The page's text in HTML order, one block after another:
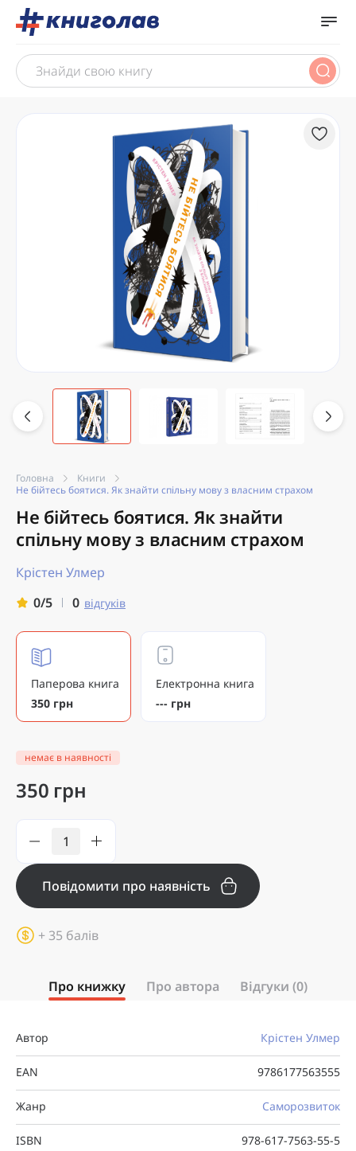
Головна
Книги
Не бійтесь боятися. Як знайти спільну мову з власним страхом
Не бійтесь боятися. Як знайти
спільну мову з власним страхом
Крістен Улмер
0/5
0 відгуків
Паперова книга
350 грн
Електронна книга
--- грн
немає в наявності
350 грн
Повідомити про наявність
+ 35 балів
Про книжку Про автора Відгуки (0)
Автор Крістен Улмер
EAN 9786177563555
Жанр Саморозвиток
ISBN 978-617-7563-55-5